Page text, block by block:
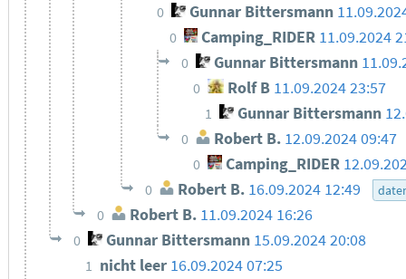
0 Gunnar Bittersmann
0 Camping_RIDER 11.09.2024
0 Gunnar Bittersmann
0 Rolf B 11.09.2024 23:57
1 Gunnar Bittersmann
0 Robert B. 12.09.2024 09:47
0 Camping_RIDER
0 Robert B. 16.09.2024 12:49
0 Robert B. 11.09.2024 16:26
0 Gunnar Bittersmann 15.09.2024 20:08
1 nicht leer 16.09.2024 07:25